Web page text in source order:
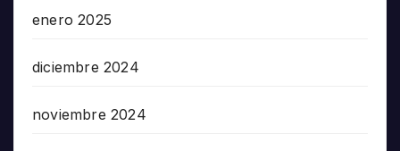
enero 2025
diciembre 2024
noviembre 2024